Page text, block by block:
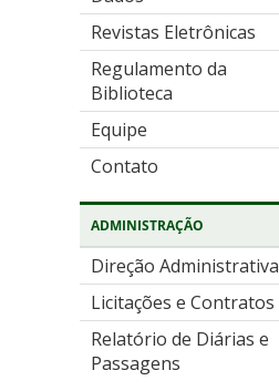
Revistas Eletrônicas
Regulamento da
Biblioteca
Equipe
Contato
ADMINISTRAÇÃO
Direção Administrativa
Licitações e Contratos
Relatório de Diárias e
Passagens